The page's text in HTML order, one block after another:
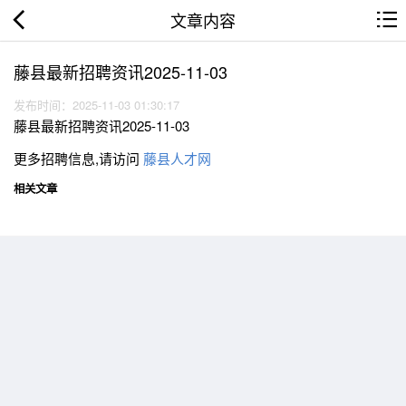
文章内容
藤县最新招聘资讯2025-11-03
发布时间：2025-11-03 01:30:17
藤县最新招聘资讯2025-11-03
更多招聘信息,请访问 藤县人才网
相关文章